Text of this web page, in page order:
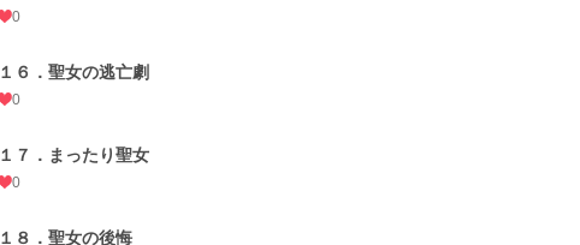
0
１６．聖女の逃亡劇
0
１７．まったり聖女
0
１８．聖女の後悔